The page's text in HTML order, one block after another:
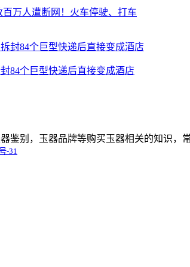
万人遭断网！火车停驶、打车
84个巨型快递后直接变成酒店
鉴别，玉器品牌等购买玉器相关的知识，
-31